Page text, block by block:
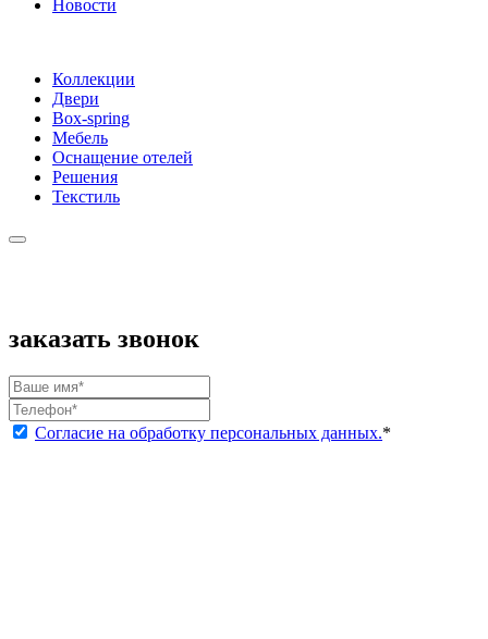
Новости
Коллекции
Двери
Box-spring
Мебель
Оснащение отелей
Решения
Текстиль
заказать звонок
Согласие на обработку персональных данных.*